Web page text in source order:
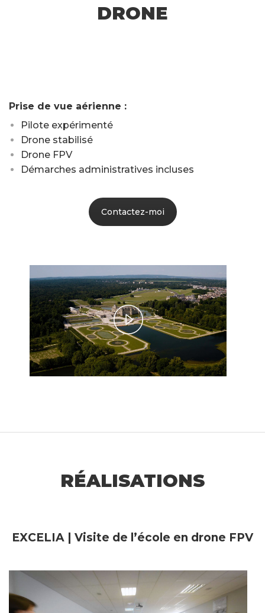
DRONE
Prise de vue aérienne :
Pilote expérimenté
Drone stabilisé
Drone FPV
Démarches administratives incluses
Contactez-moi
Play
Video
RÉALISATIONS
EXCELIA | Visite de l’école en drone FPV